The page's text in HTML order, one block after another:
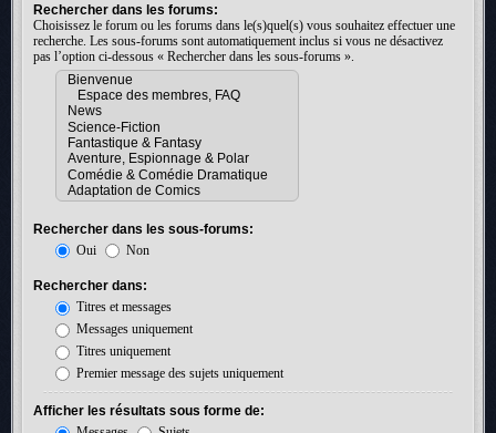
Rechercher dans les forums:
Choisissez le forum ou les forums dans le(s)quel(s) vous souhaitez effectuer une
recherche. Les sous-forums sont automatiquement inclus si vous ne désactivez
pas l’option ci-dessous « Rechercher dans les sous-forums ».
Rechercher dans les sous-forums:
Oui
Non
Rechercher dans:
Titres et messages
Messages uniquement
Titres uniquement
Premier message des sujets uniquement
Afficher les résultats sous forme de: